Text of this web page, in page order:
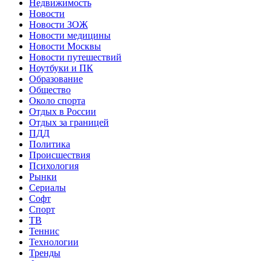
Недвижимость
Новости
Новости ЗОЖ
Новости медицины
Новости Москвы
Новости путешествий
Ноутбуки и ПК
Образование
Общество
Около спорта
Отдых в России
Отдых за границей
ПДД
Политика
Происшествия
Психология
Рынки
Сериалы
Софт
Спорт
ТВ
Теннис
Технологии
Тренды